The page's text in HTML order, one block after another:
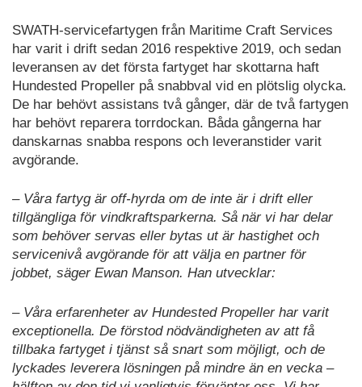
SWATH-servicefartygen från Maritime Craft Services
har varit i drift sedan 2016 respektive 2019, och sedan
leveransen av det första fartyget har skottarna haft
Hundested Propeller på snabbval vid en plötslig olycka.
De har behövt assistans två gånger, där de två fartygen
har behövt reparera torrdockan. Båda gångerna har
danskarnas snabba respons och leveranstider varit
avgörande.
– Våra fartyg är off-hyrda om de inte är i drift eller
tillgängliga för vindkraftsparkerna. Så när vi har delar
som behöver servas eller bytas ut är hastighet och
servicenivå avgörande för att välja en partner för
jobbet, säger Ewan Manson. Han utvecklar:
– Våra erfarenheter av Hundested Propeller har varit
exceptionella. De förstod nödvändigheten av att få
tillbaka fartyget i tjänst så snart som möjligt, och de
lyckades leverera lösningen på mindre än en vecka –